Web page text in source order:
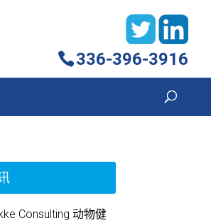
336-396-3916
Consulting 动物健